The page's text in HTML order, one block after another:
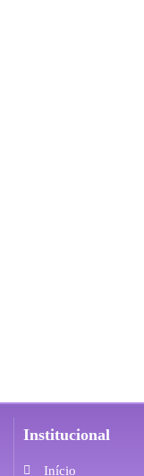
Institucional
Início